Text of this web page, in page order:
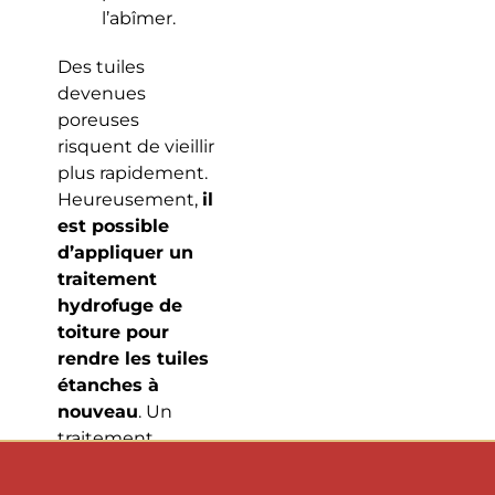
l’abîmer.
Des tuiles
devenues
poreuses
risquent de vieillir
plus rapidement.
Heureusement, il
est possible
d’appliquer un
traitement
hydrofuge de
toiture pour
rendre les tuiles
étanches à
nouveau. Un
traitement